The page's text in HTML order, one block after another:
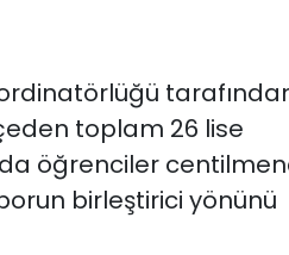
toplam 26 lise
öğrenciler
birleştirici yönünü